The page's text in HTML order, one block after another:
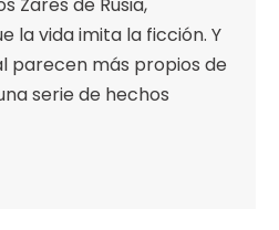
Zares de Rusia,
la vida imita la ficción. Y
parecen más propios de
serie de hechos